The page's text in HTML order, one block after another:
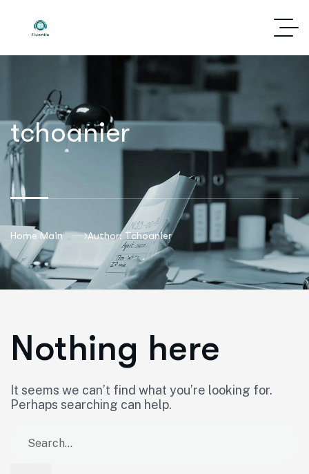
tchoanier
Home Main Author: Tchoanier
Nothing here
It seems we can’t find what you’re looking for.
Perhaps searching can help.